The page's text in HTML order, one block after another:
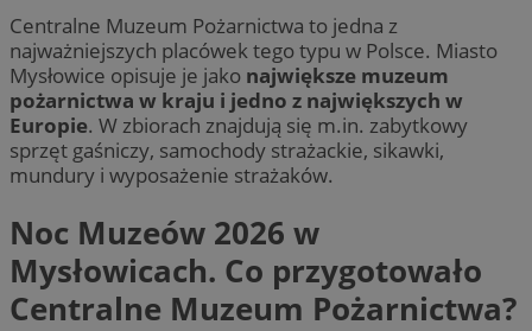
Centralne Muzeum Pożarnictwa to jedna z
najważniejszych placówek tego typu w Polsce. Miasto
Mysłowice opisuje je jako największe muzeum
pożarnictwa w kraju i jedno z największych w
Europie. W zbiorach znajdują się m.in. zabytkowy
sprzęt gaśniczy, samochody strażackie, sikawki,
mundury i wyposażenie strażaków.
Noc Muzeów 2026 w
Mysłowicach. Co przygotowało
Centralne Muzeum Pożarnictwa?